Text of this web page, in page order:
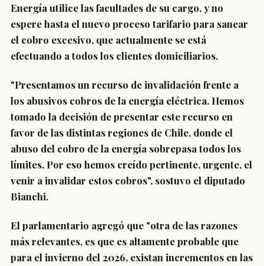
Energía utilice las facultades de su cargo, y no
espere hasta el nuevo proceso tarifario para sanear
el cobro excesivo, que actualmente se está
efectuando a todos los clientes domiciliarios.
"Presentamos un recurso de invalidación frente a
los abusivos cobros de la energía eléctrica. Hemos
tomado la decisión de presentar este recurso en
favor de las distintas regiones de Chile, donde el
abuso del cobro de la energía sobrepasa todos los
límites. Por eso hemos creído pertinente, urgente, el
venir a invalidar estos cobros", sostuvo el diputado
Bianchi.
El parlamentario agregó que "otra de las razones
más relevantes, es que es altamente probable que
para el invierno del 2026, existan incrementos en las